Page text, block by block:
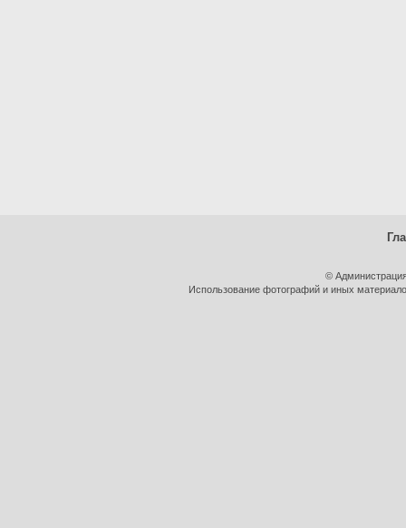
©
Использование фотографий и иных